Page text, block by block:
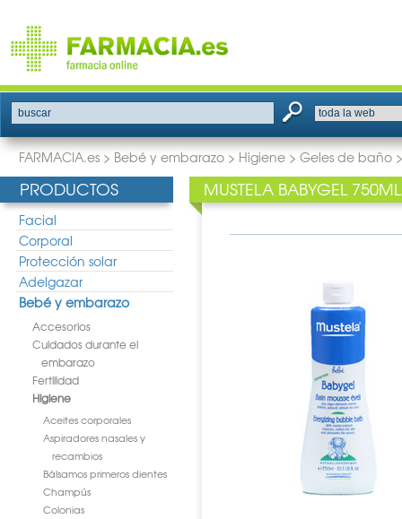
buscar
FARMACIA.es > Bebé y embarazo > Higiene > Geles de baño
PRODUCTOS
Facial
Corporal
Protección solar
Adelgazar
Bebé y embarazo
Accesorios
Cuidados durante el
embarazo
Fertilidad
Higiene
Aceites corporales
Aspiradores nasales y
recambios
Bálsamos primeros dientes
Champús
Colonias
MUSTELA BABYGEL 750ML